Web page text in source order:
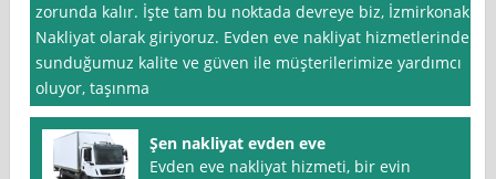
zorunda kalır. İşte tam bu noktada devreye biz, İzmirkonak
Nakliyat olarak giriyoruz. Evden eve nakliyat hizmetlerinde
sunduğumuz kalite ve güven ile müşterilerimize yardımcı
oluyor, taşınma
Şen nakliyat evden eve
Evden eve nakliyat hizmeti, bir evin